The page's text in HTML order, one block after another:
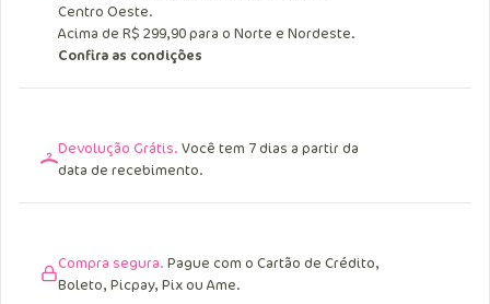
Centro Oeste.
Acima de R$ 299,90 para o Norte e Nordeste.
Confira as condições
Devolução Grátis. Você tem 7 dias a partir da
data de recebimento.
Compra segura. Pague com o Cartão de Crédito,
Boleto, Picpay, Pix ou Ame.